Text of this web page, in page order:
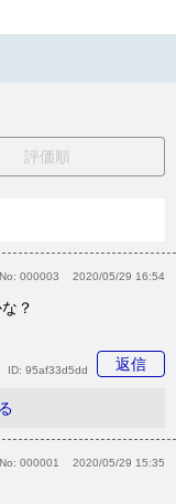
評価順
No: 000003 2020/05/29 16:54
？
返信
ID: 95af33d5dd
No: 000001 2020/05/29 15:35